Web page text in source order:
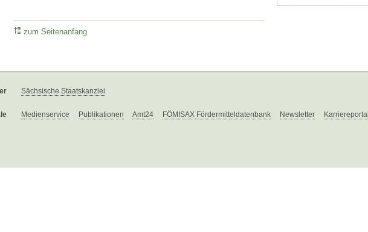
zum Seitenanfang
Sächsische Staatskanzlei
Medienservice Publikationen Amt24 FÖMISAX Fördermitteldatenbank Newsletter Karriereportal